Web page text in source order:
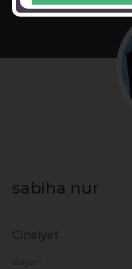
sabiha nur
Cinsiyet